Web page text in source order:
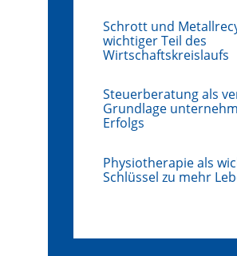
Schrott und
wichtiger Teil des
Wirtschaftskreislaufs
Steuerberatung als
Grundlage
Erfolgs
Physiotherapie als
Schlüssel zu mehr